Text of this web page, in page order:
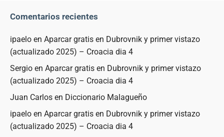
Comentarios recientes
ipaelo en Aparcar gratis en Dubrovnik y primer vistazo
(actualizado 2025) – Croacia dia 4
Sergio en Aparcar gratis en Dubrovnik y primer vistazo
(actualizado 2025) – Croacia dia 4
Juan Carlos en Diccionario Malagueño
ipaelo en Aparcar gratis en Dubrovnik y primer vistazo
(actualizado 2025) – Croacia dia 4